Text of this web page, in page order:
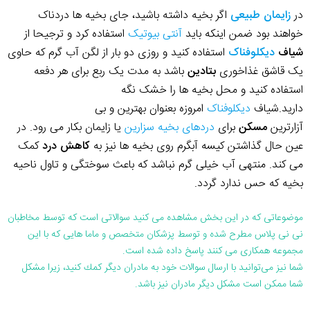
درزایمان طبیعی اگر بخیه داشته باشید، جای بخیه ها دردناک
خواهند بود ضمن اینکه بایدآنتی بیوتیک استفاده کرد و ترجیحا از
شیاف دیکلوفناک استفاده کنید و روزی دو بار از لگن آب گرم که حاوی
یک قاشق غذاخوری بتادینباشد به مدت یک ربع برای هر دفعه
استفاده کنید و محل بخیه ها را خشک نگه
دارید.شیاف دیکلوفناک امروزه بعنوان بهترین و بی
آزارترینمسکنبرای دردهای بخیه سزارین یا زایمان بکار می رود. در
عین حال گذاشتن کیسه آبگرم روی بخیه ها نیز به کاهش دردکمک
می کند. منتهی آب خیلی گرم نباشد که باعث سوختگی و تاول ناحیه
بخیه که حس ندارد گردد.
موضوعاتی که در این بخش مشاهده می کنید سوالاتی است که توسط مخاطبان
نی نی پلاس مطرح شده و توسط پزشکان متخصص و ماما هایی که با این
مجموعه همکاری می کنند پاسخ داده شده است.
شما نیز می‌توانید با ارسال سوالات خود به مادران دیگر كمك كنید، زیرا مشكل
شما ممكن است مشكل دیگر مادران نیز باشد.